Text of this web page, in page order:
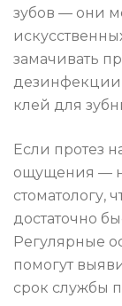
зубов — они
замачивать
дезинфекции,
клей для
Если протез
ощущения —
стоматологу,
достаточно
Регулярные
помогут
срок службы